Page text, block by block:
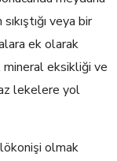
veya bir
ek olarak
mineral eksikliği ve
lekelere yol
olmak